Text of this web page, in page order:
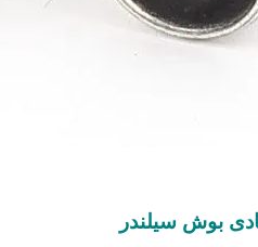
بوش سیلندر